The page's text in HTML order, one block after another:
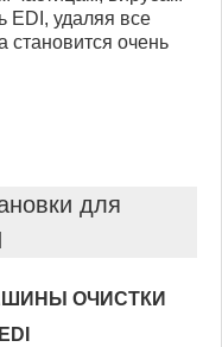
EDI, удаляя все
становится очень
для
ОЧИСТКИ